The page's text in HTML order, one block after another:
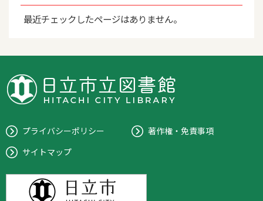
最近チェックしたページはありません。
プライバシーポリシー
著作権・免責事項
サイトマップ